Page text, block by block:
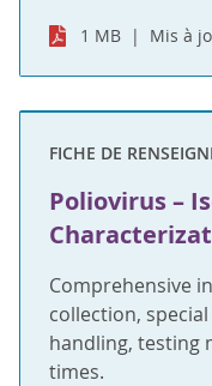
1 MB Mis à
FICHE DE
Poliovirus –
Comprehensive
collection,
handling, testing
times.